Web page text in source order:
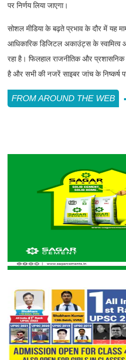
पर निर्णय लिया जाएगा।
सोशल मीडिया के बढ़ते प्रभाव के दौर में यह
आधिकारिक डिजिटल अकाउंट्स के
रहा है। फिलहाल राजनीतिक और प्रशासनिक
है और सभी की नजरें साइबर जांच के निष्कर्ष
FROM AROUND THE WEB